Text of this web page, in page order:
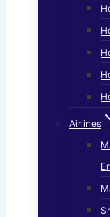
Airlines